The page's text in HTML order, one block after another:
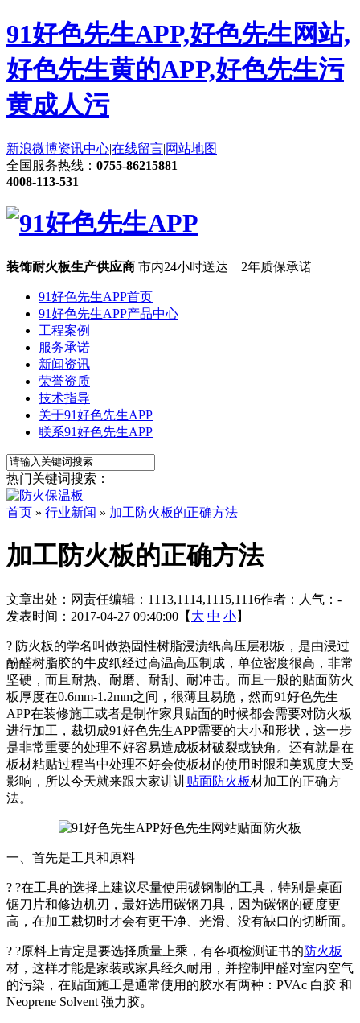
91好色先生APP,好色先生网站,
好色先生黄的APP,好色先生污
黄成人污
新浪微博资讯中心|在线留言|网站地图
全国服务热线： 0755-86215881
4008-113-531
装饰耐火板生产供应商 市内24小时送达 2年质保承诺
91好色先生APP首页
91好色先生APP产品中心
工程案例
服务承诺
新闻资讯
荣誉资质
技术指导
关于91好色先生APP
联系91好色先生APP
热门关键词搜索：
首页 » 行业新闻 » 加工防火板的正确方法
加工防火板的正确方法
文章出处： 网责任编辑：1113,1114,1115,1116作者： 人气： -
发表时间：2017-04-27 09:40:00【 大 中 小】
? 防火板的学名叫做热固性树脂浸渍纸高压层积板，是由浸过
酚醛树脂胶的牛皮纸经过高温高压制成，单位密度很高，非常
坚硬，而且耐热、耐磨、耐刮、耐冲击。而且一般的贴面防火
板厚度在0.6mm-1.2mm之间，很薄且易脆，然而91好色先生
APP在装修施工或者是制作家具贴面的时候都会需要对防火板
进行加工，裁切成91好色先生APP需要的大小和形状，这一步
是非常重要的处理不好容易造成板材破裂或缺角。还有就是在
板材粘贴过程当中处理不好会使板材的使用时限和美观度大受
影响，所以今天就来跟大家讲讲贴面防火板材加工的正确方
法。
一、首先是工具和原料
? ?在工具的选择上建议尽量使用碳钢制的工具，特别是桌面
锯刀片和修边机刃，最好选用碳钢刀具，因为碳钢的硬度更
高，在加工裁切时才会有更干净、光滑、没有缺口的切断面。
? ?原料上肯定是要选择质量上乘，有各项检测证书的防火板
材，这样才能是家装或家具经久耐用，并控制甲醛对室内空气
的污染，在贴面施工是通常使用的胶水有两种：PVAc 白胶 和
Neoprene Solvent 强力胶。